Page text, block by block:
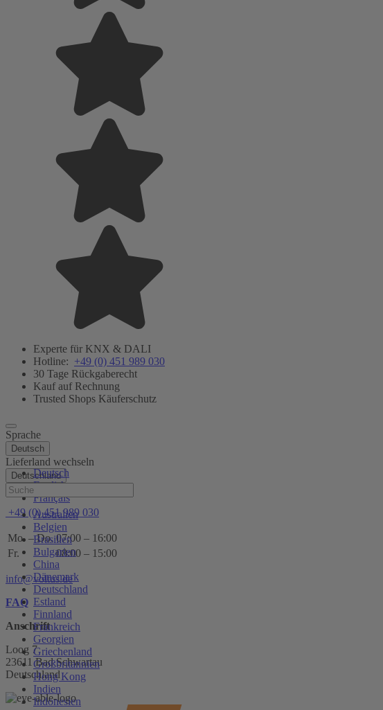
Experte für KNX & DALI
Hotline: +49 (0) 451 989 030
30 Tage Rückgaberecht
Kauf auf Rechnung
Trusted Shops Käuferschutz
Sprache
Deutsch
Deutsch
English
Français
Lieferland wechseln
Deutschland
Australien
Belgien
Brasilien
Bulgarien
China
Dänemark
Deutschland
Estland
Finnland
Frankreich
Georgien
Griechenland
Großbritannien
Hong Kong
Indien
Indonesien
Hilfe
+49 (0) 451 989 030
Mo. – Do. 07:00 – 16:00
Fr.
08:00 – 15:00
info@voltus.de
FAQ
Anschrift
Loog 7
23611 Bad Schwartau
Deutschland